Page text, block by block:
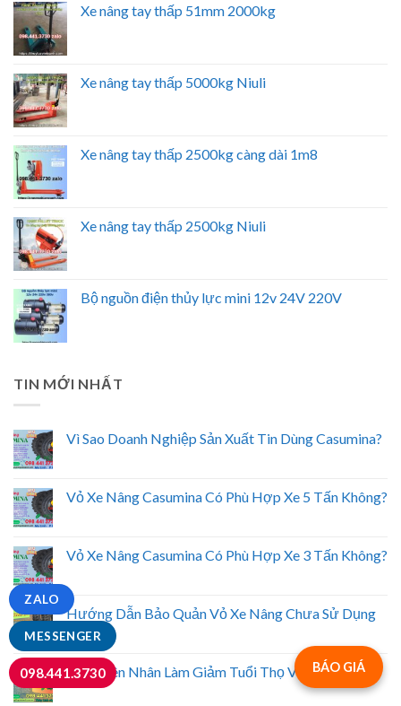
Xe nâng tay thấp 51mm 2000kg
Xe nâng tay thấp 5000kg Niuli
Xe nâng tay thấp 2500kg càng dài 1m8
Xe nâng tay thấp 2500kg Niuli
Bộ nguồn điện thủy lực mini 12v 24V 220V
TIN MỚI NHẤT
Vì Sao Doanh Nghiệp Sản Xuất Tin Dùng Casumina?
Vỏ Xe Nâng Casumina Có Phù Hợp Xe 5 Tấn Không?
Vỏ Xe Nâng Casumina Có Phù Hợp Xe 3 Tấn Không?
Hướng Dẫn Bảo Quản Vỏ Xe Nâng Chưa Sử Dụng
6 Nguyên Nhân Làm Giảm Tuổi Thọ Vỏ Xe Nâng
BÁO GIÁ
MESSENGER
ZALO
098.441.3730